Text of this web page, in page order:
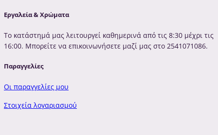
Εργαλεία & Χρώματα
Το κατάστημά μας λειτουργεί καθημερινά από τις 8:30 μέχρι τις
16:00. Μπορείτε να επικοινωνήσετε μαζί μας στο 2541071086.
Παραγγελίες
Οι παραγγελίες μου
Στοιχεία λογαριασμού